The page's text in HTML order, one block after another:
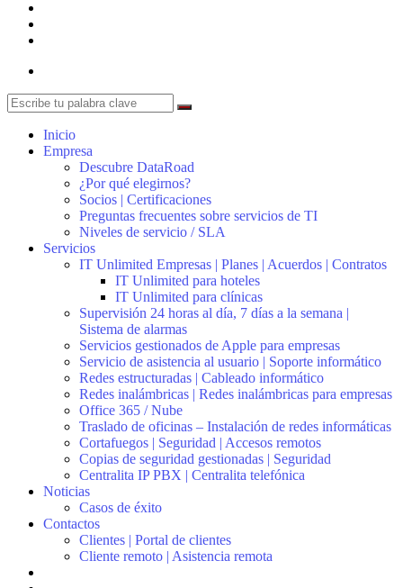
Inicio
Empresa
Descubre DataRoad
¿Por qué elegirnos?
Socios | Certificaciones
Preguntas frecuentes sobre servicios de TI
Niveles de servicio / SLA
Servicios
IT Unlimited Empresas | Planes | Acuerdos | Contratos
IT Unlimited para hoteles
IT Unlimited para clínicas
Supervisión 24 horas al día, 7 días a la semana |
Sistema de alarmas
Servicios gestionados de Apple para empresas
Servicio de asistencia al usuario | Soporte informático
Redes estructuradas | Cableado informático
Redes inalámbricas | Redes inalámbricas para empresas
Office 365 / Nube
Traslado de oficinas – Instalación de redes informáticas
Cortafuegos | Seguridad | Accesos remotos
Copias de seguridad gestionadas | Seguridad
Centralita IP PBX | Centralita telefónica
Noticias
Casos de éxito
Contactos
Clientes | Portal de clientes
Cliente remoto | Asistencia remota